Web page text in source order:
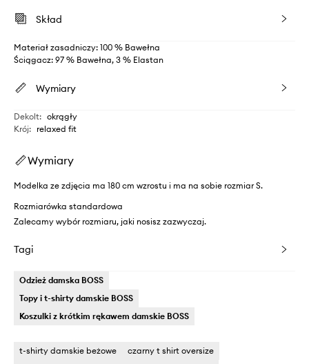
Skład
Materiał zasadniczy: 100 % Bawełna
Ściągacz: 97 % Bawełna, 3 % Elastan
Wymiary
Dekolt: okrągły
Krój: relaxed fit
Wymiary
Modelka ze zdjęcia ma 180 cm wzrostu i ma na sobie rozmiar S.
Rozmiarówka standardowa
Zalecamy wybór rozmiaru, jaki nosisz zazwyczaj.
Tagi
Odzież damska BOSS
Topy i t-shirty damskie BOSS
Koszulki z krótkim rękawem damskie BOSS
t-shirty damskie beżowe
czarny t shirt oversize